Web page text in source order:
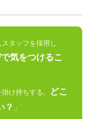
スタッフを採用し
気をつけるこ
け持ちする。
どこ
？ 」